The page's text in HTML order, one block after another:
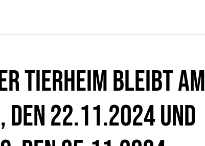
TIERHEIM BLEIBT AM
DEN 22.11.2024 UND